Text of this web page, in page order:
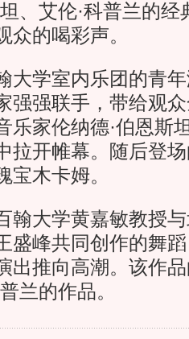
、艾伦·科普兰的
众的喝彩声。
学室内乐团的青年
强强联手，带给观
乐家伦纳德·伯恩斯
拉开帷幕。随后登
宝木卡姆。
大学黄嘉敏教授与
盛峰共同创作的舞
推向高潮。该作品
兰的作品。